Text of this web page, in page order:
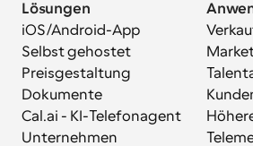
Lösungen
iOS/Android-App
Selbst gehostet
Preisgestaltung
Dokumente
Cal.ai - KI-Telefonagent
Unternehmen